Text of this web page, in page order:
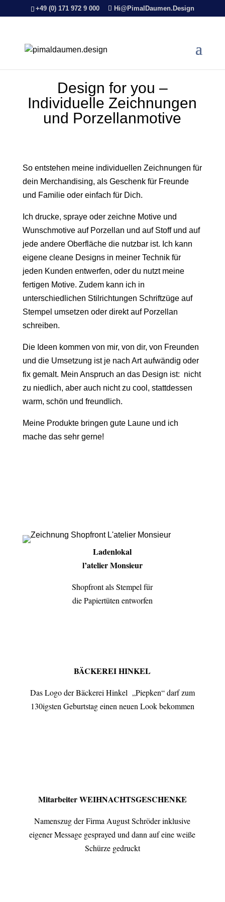
+49 (0) 171 972 9 000 Hi@PimalDaumen.Design
Design for you –
Individuelle Zeichnungen
und Porzellanmotive
So entstehen meine individuellen Zeichnungen für
dein Merchandising, als Geschenk für Freunde
und Familie oder einfach für Dich.
Ich drucke, spraye oder zeichne Motive und
Wunschmotive auf Porzellan und auf Stoff und auf
jede andere Oberfläche die nutzbar ist. Ich kann
eigene cleane Designs in meiner Technik für
jeden Kunden entwerfen, oder du nutzt meine
fertigen Motive. Zudem kann ich in
unterschiedlichen Stilrichtungen Schriftzüge auf
Stempel umsetzen oder direkt auf Porzellan
schreiben.
Die Ideen kommen von mir, von dir, von Freunden
und die Umsetzung ist je nach Art aufwändig oder
fix gemalt. Mein Anspruch an das Design ist: nicht
zu niedlich, aber auch nicht zu cool, stattdessen
warm, schön und freundlich.
Meine Produkte bringen gute Laune und ich
mache das sehr gerne!
Ladenlokal
l’atelier Monsieur
Shopfront als Stempel für
die Papiertüten entworfen
BÄCKEREI HINKEL
Das Logo der Bäckerei Hinkel „Piepken“ darf zum
130igsten Geburtstag einen neuen Look bekommen
MitarbeiterWEIHNACHTSGESCHENKE
Namenszug der Firma August Schröder inklusive
eigener Message gesprayed und dann auf eine weiße
Schürze gedruckt